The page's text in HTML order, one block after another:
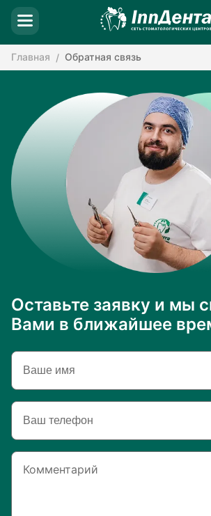
Главная Обратная связь
Оставьте заявку и мы
Вами в ближайшее